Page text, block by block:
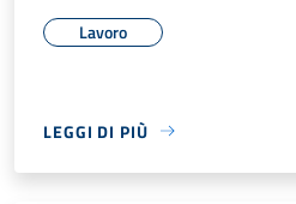
Lavoro
LEGGI DI PIÙ